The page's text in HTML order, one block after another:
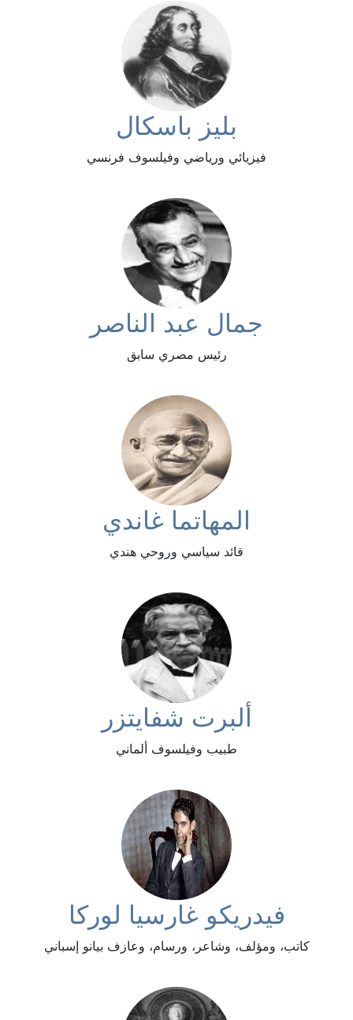
بليز باسكال
فيزيائي ورياضي وفيلسوف فرنسي
جمال عبد الناصر
رئيس مصري سابق
المهاتما غاندي
قائد سياسي وروحي هندي
ألبرت شفايتزر
طبيب وفيلسوف ألماني
فيدريكو غارسيا لوركا
كاتب، ومؤلف، وشاعر، ورسام، وعازف بيانو إسباني